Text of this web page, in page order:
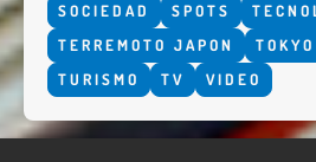
SOCIEDAD
SPOTS
TERREMOTO JAPON
TOKYO
TURISMO
TV VIDEO